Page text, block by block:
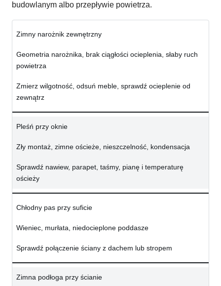
budowlanym albo przepływie powietrza.
Zimny narożnik zewnętrzny
Geometria narożnika, brak ciągłości ocieplenia, słaby ruch
powietrza
Zmierz wilgotność, odsuń meble, sprawdź ocieplenie od
zewnątrz
Pleśń przy oknie
Zły montaż, zimne ościeże, nieszczelność, kondensacja
Sprawdź nawiew, parapet, taśmy, pianę i temperaturę
ościeży
Chłodny pas przy suficie
Wieniec, murłata, niedocieplone poddasze
Sprawdź połączenie ściany z dachem lub stropem
Zimna podłoga przy ścianie